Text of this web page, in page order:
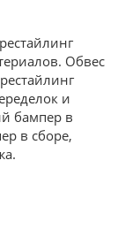
Обвес
и
бампер в
в сборе,